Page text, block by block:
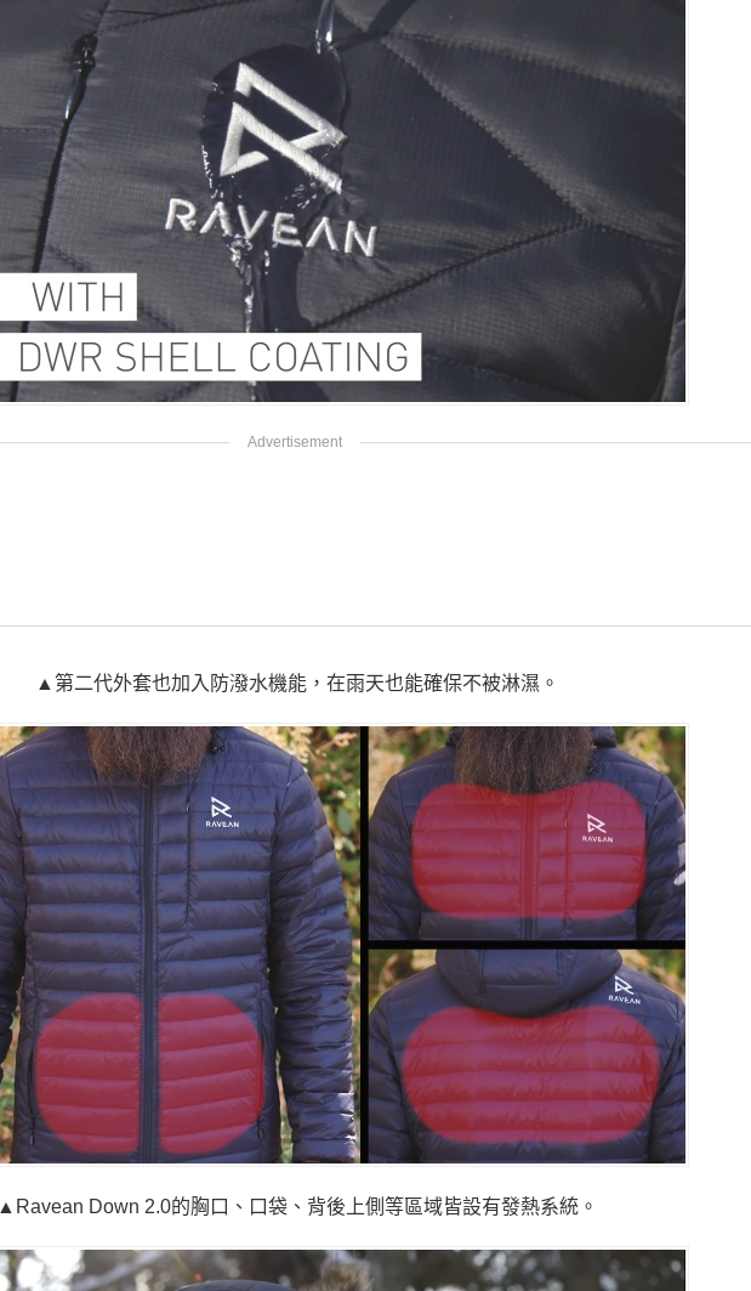
▲第二代外套也加入防潑水機能，在雨天也能確保不被淋濕。
▲Ravean Down 2.0的胸口、口袋、背後上側等區域皆設有發熱系統。